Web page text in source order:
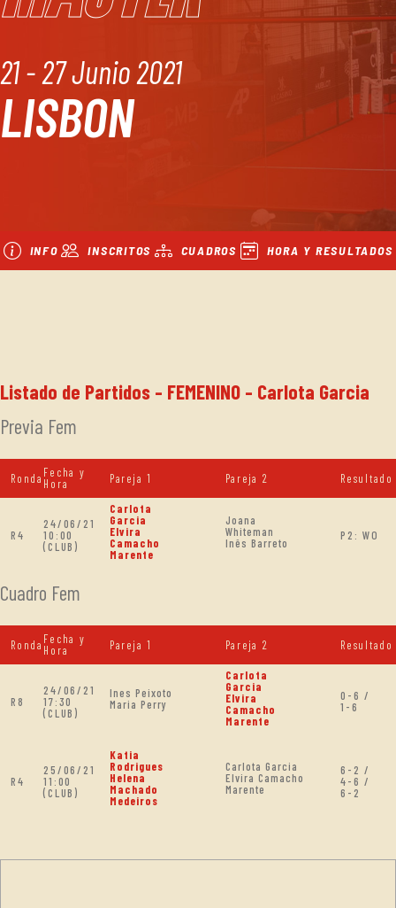
21 - 27 Junio 2021
LISBON
INFO INSCRITOS CUADROS HORA Y RESULTADOS
Listado de Partidos - FEMENINO - Carlota Garcia
Previa Fem
Ronda Fecha y
Hora
Pareja 1 Pareja 2 Resultado
R4
24/06/21
10:00
(CLUB)
Carlota
Garcia
Elvira
Camacho
Marente
Joana
Whiteman
Inês Barreto
P2: WO
Cuadro Fem
Ronda Fecha y
Hora
Pareja 1 Pareja 2 Resultado
R8
24/06/21
17:30
(CLUB)
Ines Peixoto
Maria Perry
Carlota
Garcia
Elvira
Camacho
Marente
0-6 /
1-6
R4
25/06/21
11:00
(CLUB)
Katia
Rodrigues
Helena
Machado
Medeiros
Carlota Garcia
Elvira Camacho
Marente
6-2 /
4-6 /
6-2